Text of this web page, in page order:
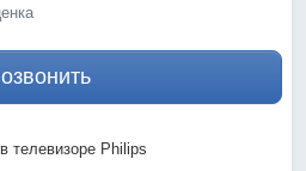
телевизоре Philips